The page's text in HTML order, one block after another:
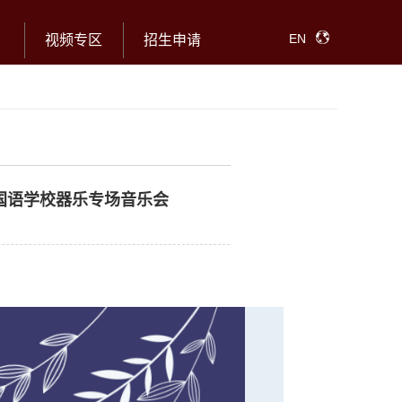
视频专区 招生申请 EN
学校器乐专场音乐会